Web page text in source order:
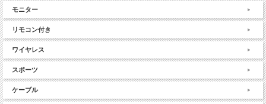
モニター
リモコン付き
ワイヤレス
スポーツ
ケーブル